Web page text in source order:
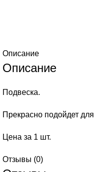
Описание
Описание
Подвеска.
Прекрасно подойдет
Цена за 1 шт.
Отзывы (0)